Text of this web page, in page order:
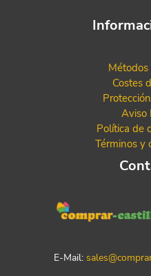
Costes
Aviso
Política de
Términos y
E-Mail: